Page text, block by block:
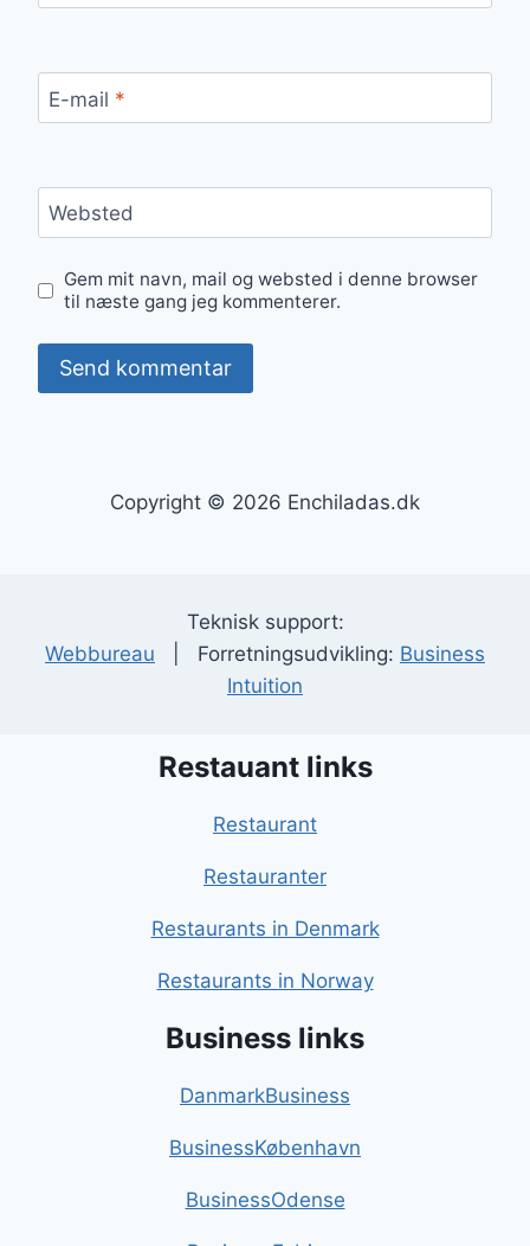
E-mail *
Websted
Gem mit navn, mail og websted i denne browser
til næste gang jeg kommenterer.
Copyright © 2026 Enchiladas.dk
Teknisk support:
Webbureau | Forretningsudvikling: Business
Intuition
Restauant links
Restaurant
Restauranter
Restaurants in Denmark
Restaurants in Norway
Business links
DanmarkBusiness
BusinessKøbenhavn
BusinessOdense